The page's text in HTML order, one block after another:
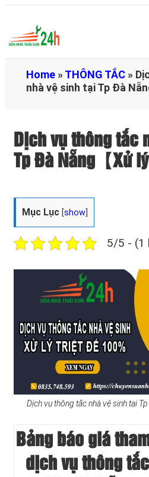
Home »THÔNG TẮC »
nhà vệ sinh tại Tp Đà
Dịch vụ thông tắc
Tp Đà Nẵng【Xử
Mục Lục [show
5/5 - (1
Dịch vụ thông tắc nhà vệ sinh tại
Bảng báo giá
dịch vụ thông